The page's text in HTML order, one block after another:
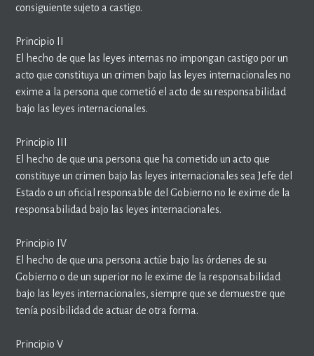
consiguiente sujeto a castigo.
Principio II
El hecho de que las leyes internas no impongan castigo por un
acto que constituya un crimen bajo las leyes internacionales no
exime a la persona que cometió el acto de su responsabilidad
bajo las leyes internacionales.
Principio III
El hecho de que una persona que ha cometido un acto que
constituye un crimen bajo las leyes internacionales sea Jefe del
Estado o un oficial responsable del Gobierno no le exime de la
responsabilidad bajo las leyes internacionales.
Principio IV
El hecho de que una persona actúe bajo las órdenes de su
Gobierno o de un superior no le exime de la responsabilidad
bajo las leyes internacionales, siempre que se demuestre que
tenía posibilidad de actuar de otra forma.
Principio V